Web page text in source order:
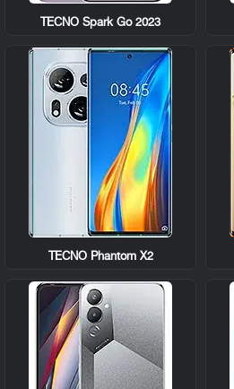
TECNO Spark Go 2023
TECNO Phantom X2